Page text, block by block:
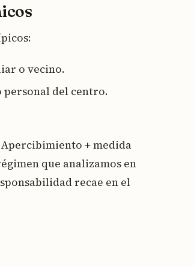
o vecino.
del centro.
Apercibimiento + medida
que analizamos en
recae en el